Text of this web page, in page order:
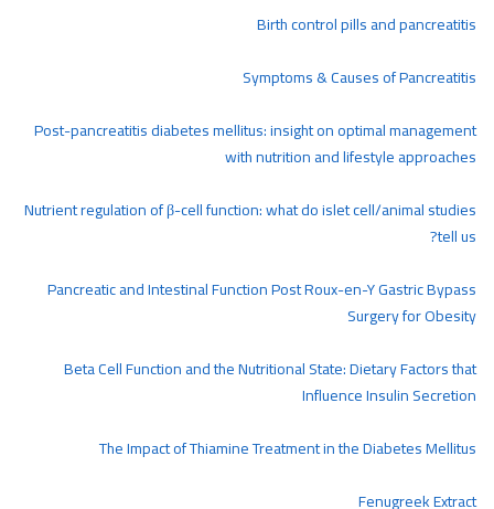
Birth control pills and pancreatitis
Symptoms & Causes of Pancreatitis
Post-pancreatitis diabetes mellitus: insight on optimal management
with nutrition and lifestyle approaches
Nutrient regulation of β-cell function: what do islet cell/animal studies
tell us?
Pancreatic and Intestinal Function Post Roux-en-Y Gastric Bypass
Surgery for Obesity
Beta Cell Function and the Nutritional State: Dietary Factors that
Influence Insulin Secretion
The Impact of Thiamine Treatment in the Diabetes Mellitus
Fenugreek Extract